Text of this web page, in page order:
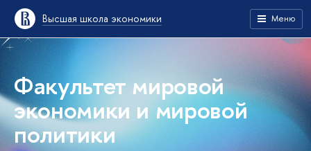
Высшая школа экономики Меню
Факультет мировой
экономики и мировой
политики